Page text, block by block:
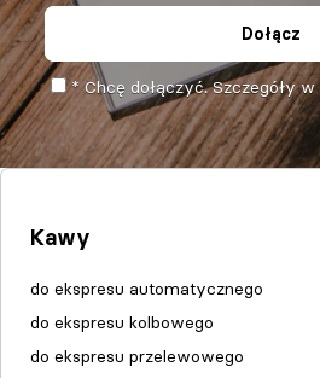
Dołącz
* Chcę dołączyć. Szczegóły w
Kawy
do ekspresu automatycznego
do ekspresu kolbowego
do ekspresu przelewowego